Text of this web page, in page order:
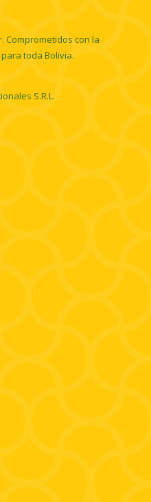
Comprometidos con la
toda Bolivia.
S.R.L.